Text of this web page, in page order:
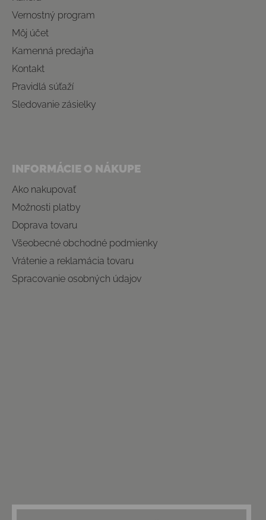
Vernostný program
Môj účet
Kamenná predajňa
Kontakt
Pravidlá súťaží
Sledovanie zásielky
INFORMÁCIE O NÁKUPE
Ako nakupovať
Možnosti platby
Doprava tovaru
Všeobecné obchodné podmienky
Vrátenie a reklamácia tovaru
Spracovanie osobných údajov